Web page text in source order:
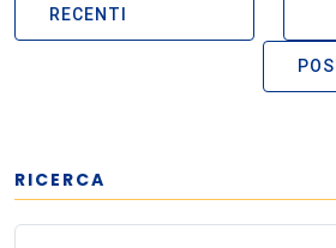
RECENTI
RICERCA